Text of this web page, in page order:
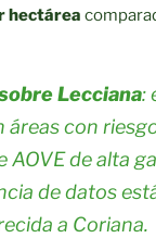
hectárea
Lecciana:
áreas con
AOVE de alta
de datos
a Coriana.